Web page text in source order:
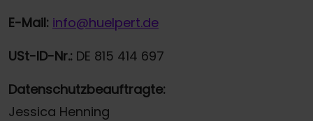
E-Mail: info@huelpert.de
USt-ID-Nr.: DE 815 414 697
Datenschutzbeauftragte:
Jessica Henning